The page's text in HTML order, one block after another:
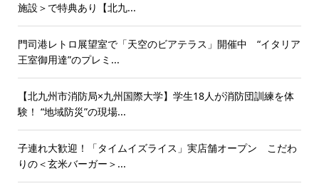
施設＞で特典あり【北九...
門司港レトロ展望室で「天空のビアテラス」開催中 “イタリア
王室御用達”のプレミ...
【北九州市消防局×九州国際大学】学生18人が消防団訓練を体
験！ “地域防災”の現場...
子連れ大歓迎！「タイムイズライス」実店舗オープン こだわ
りの＜玄米バーガー＞...